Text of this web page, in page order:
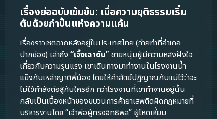
เรื่องย่อฉบับเข้มข้น: เมื่อความยุติธรรมเริ่ม
ต้นด้วยกำปั้นแห่งความแค้น
เรื่องราวเซตฉากหลังอยู่ในประเทศไทย (ถ่ายทำที่อำเภอ
ปากช่อง) เล่าถึง “เจิ้งเฉาอัน” ชายหนุ่มผู้มีความหลังฝังใจ
เกี่ยวกับความรุนแรง เขาเดินทางมาทำงานในโรงงานน้ำ
แข็งกับเหล่าญาติพี่น้อง โดยให้คำสัตย์ปฏิญาณกับแม่ไว้ว่าจะ
ไม่ใช้กำลังต่อสู้กับใครอีก ทว่าโรงงานที่เขาทำงานอยู่นั้น
กลับเป็นเบื้องหน้าของขบวนการค้ายาเสพติดผิดกฎหมายที่
บริหารงานโดย “เจ้าพ่อผู้ทรงอิทธิพล” ผู้โหดเหี้ยม